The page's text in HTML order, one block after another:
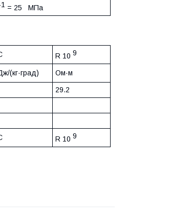
= 25 МПа
R 10 9
(кг·град) Ом·м
29.2
R 10 9